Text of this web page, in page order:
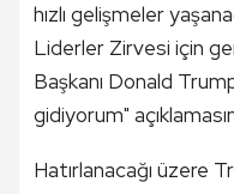
hızlı gelişmeler
Liderler Zirvesi için
Başkanı Donald
gidiyorum"
Hatırlanacağı üzere